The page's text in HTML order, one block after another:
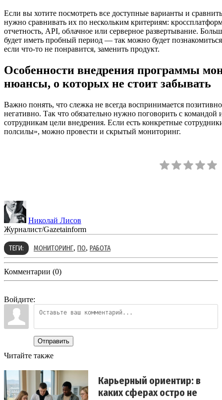
Если вы хотите посмотреть все доступные варианты и
нужно сравнивать их по нескольким критериям:
отчетность, API, облачное или серверное развертывание.
будет иметь пробный период — так можно будет
если что-то не понравится, заменить продукт.
Особенности внедрения программы
нюансы, о которых не стоит забывать
Важно понять, что слежка не всегда воспринимается
негативно. Так что обязательно нужно поговорить с командой
сотрудникам цели внедрения. Если есть конкретные
полсилы», можно провести и скрытый мониторинг.
Николай Лисов
Журналист/Gazetainform
ТЕГИ: МОНИТОРИНГ, ПО, РАБОТА
Комментарии (0)
Войдите:
Отправить
Читайте также
Карьерный ориентир: в
каких сферах остро не